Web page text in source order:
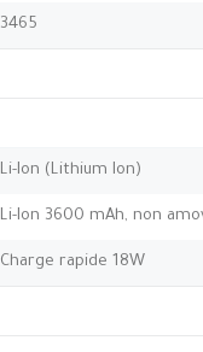
3465
Li-Ion (Lithium Ion)
Li-Ion 3600 mAh, non
Charge rapide 18W